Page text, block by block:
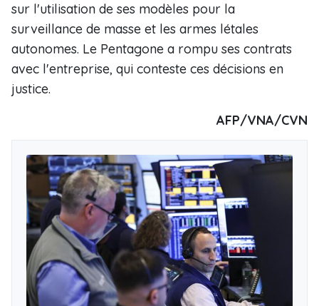
sur l'utilisation de ses modèles pour la
surveillance de masse et les armes létales
autonomes. Le Pentagone a rompu ses contrats
avec l'entreprise, qui conteste ces décisions en
justice.
AFP/VNA/CVN